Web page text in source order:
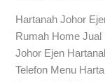
Hartanah Johor
Rumah Home
Johor Ejen
Telefon Menu
Harga
Pasaran
&
Ejen